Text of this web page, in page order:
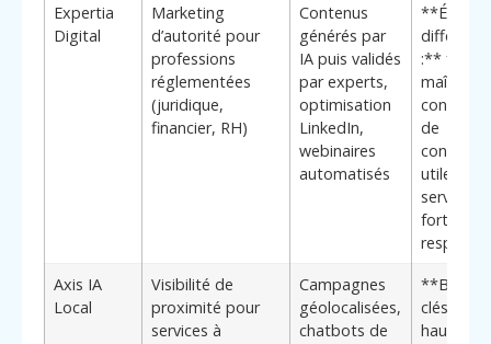
Expertia
Digital
Marketing
d’autorité pour
professions
réglementées
(juridique,
financier, RH)
Contenus
générés par
IA puis validés
par experts,
optimisation
LinkedIn,
webinaires
automatisés
:** forte
maîtrise
de
utile
services à
forte
Axis IA
Local
Visibilité de
proximité pour
services à
Campagnes
géolocalisées,
chatbots de
clés :**
hausse